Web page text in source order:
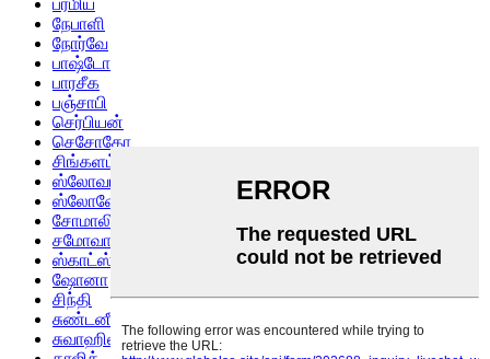
நேபாளி
நோர்வே
பாஷ்டோ
பாரசீக
பஞ்சாபி
செர்பியன்
செசோதோ
சிங்களம்
ஸ்லோவாக்
ஸ்லோவேனியன்
சோமாலி
சமோவான்
ஸ்காட்ஸ் கேலிக்
ஷோனா
சிந்தி
சுண்டனீஸ்
சுவாஹிலி